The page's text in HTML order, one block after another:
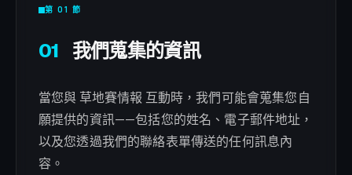
第 01 節
01 我們蒐集的資訊
當您與 草地賽情報 互動時，我們可能會蒐集您自
願提供的資訊——包括您的姓名、電子郵件地址，
以及您透過我們的聯絡表單傳送的任何訊息內
容。